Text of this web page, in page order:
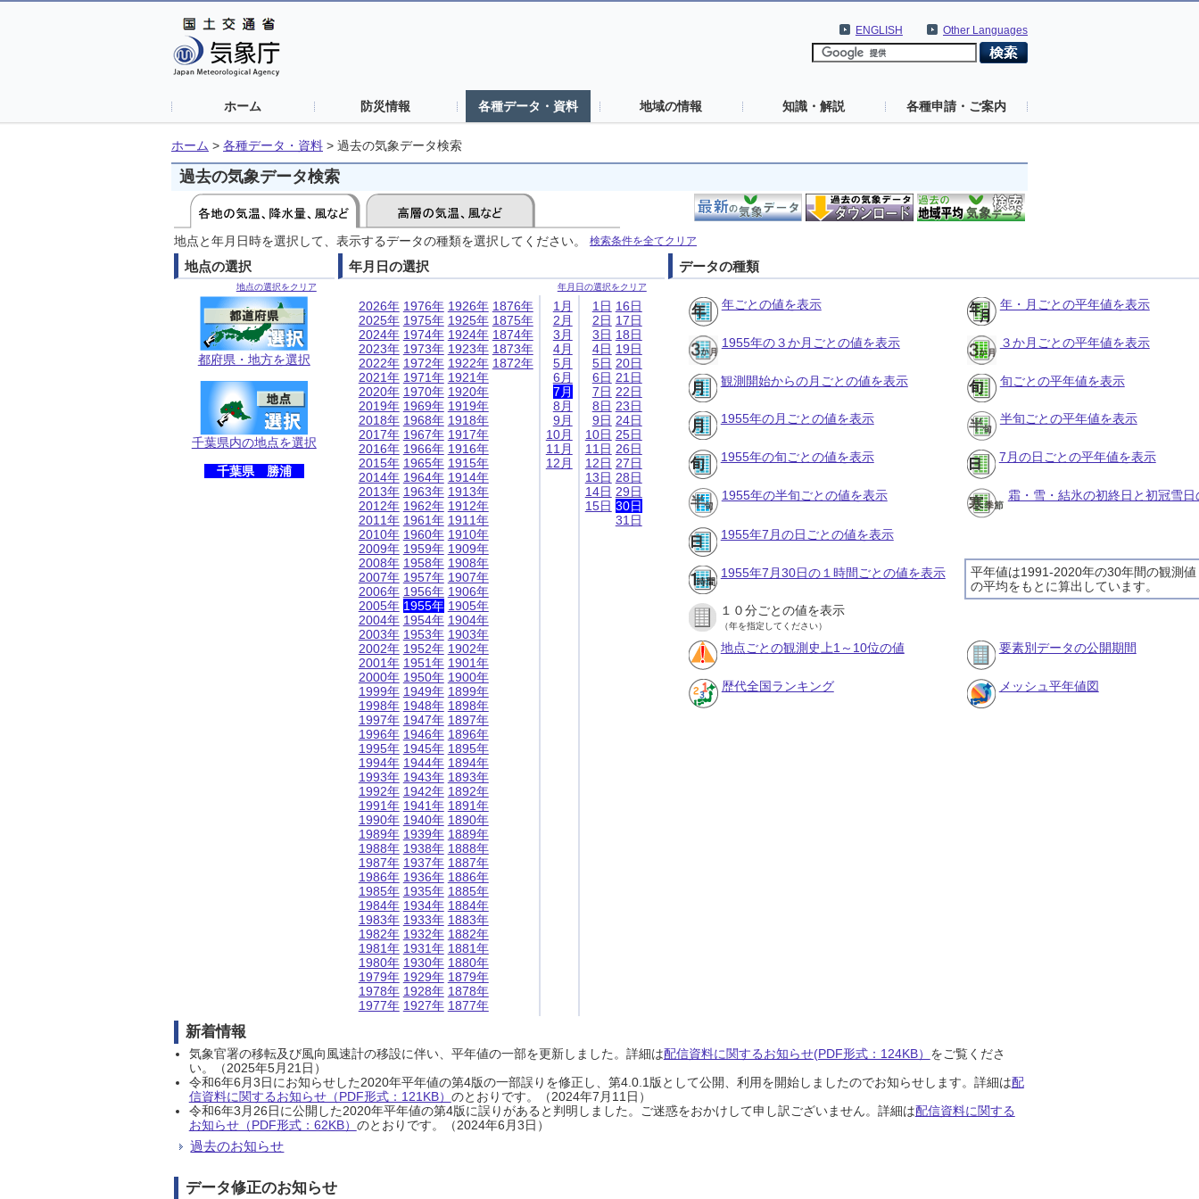
Other Languages
ENGLISH
ホーム 防災情報 各種データ・資料 地域の情報 知識・解説 各種申請・ご案内
ホーム > 各種データ・資料 > 過去の気象データ検索
過去の気象データ検索
地点と年月日時を選択して、表示するデータの種類を選択してください。 検索条件を全てクリア
地点の選択
地点の選択をクリア
都府県・地方を選択
千葉県内の地点を選択
千葉県 勝浦
年月日の選択
年月日の選択をクリア
2026年
2025年
2024年
2023年
2022年
2021年
2020年
2019年
2018年
2017年
2016年
2015年
2014年
2013年
2012年
2011年
2010年
2009年
2008年
2007年
2006年
2005年
2004年
2003年
2002年
2001年
2000年
1999年
1998年
1997年
1996年
1995年
1994年
1993年
1992年
1991年
1990年
1989年
1988年
1987年
1986年
1985年
1984年
1983年
1982年
1981年
1980年
1979年
1978年
1977年
1976年
1975年
1974年
1973年
1972年
1971年
1970年
1969年
1968年
1967年
1966年
1965年
1964年
1963年
1962年
1961年
1960年
1959年
1958年
1957年
1956年
1955年
1954年
1953年
1952年
1951年
1950年
1949年
1948年
1947年
1946年
1945年
1944年
1943年
1942年
1941年
1940年
1939年
1938年
1937年
1936年
1935年
1934年
1933年
1932年
1931年
1930年
1929年
1928年
1927年
1926年
1925年
1924年
1923年
1922年
1921年
1920年
1919年
1918年
1917年
1916年
1915年
1914年
1913年
1912年
1911年
1910年
1909年
1908年
1907年
1906年
1905年
1904年
1903年
1902年
1901年
1900年
1899年
1898年
1897年
1896年
1895年
1894年
1893年
1892年
1891年
1890年
1889年
1888年
1887年
1886年
1885年
1884年
1883年
1882年
1881年
1880年
1879年
1878年
1877年
1876年
1875年
1874年
1873年
1872年
1月
2月
3月
4月
5月
6月
7月
8月
9月
10月
11月
12月
1日
2日
3日
4日
5日
6日
7日
8日
9日
10日
11日
12日
13日
14日
15日
16日
17日
18日
19日
20日
21日
22日
23日
24日
25日
26日
27日
28日
29日
30日
31日
データの種類
年ごとの値を表示 年・月ごとの平年値を表示
1955年の３か月ごとの値を表示 ３か月ごとの平年値を表示
観測開始からの月ごとの値を表示 旬ごとの平年値を表示
1955年の月ごとの値を表示 半旬ごとの平年値を表示
1955年の旬ごとの値を表示 7月の日ごとの平年値を表示
1955年の半旬ごとの値を表示 霜・雪・結氷の初終日と初冠雪
1955年7月の日ごとの値を表示
平年値は1991-2020年の30年間の観測値
の平均をもとに算出しています。
1955年7月30日の１時間ごとの値を表示
１０分ごとの値を表示
（年を指定してください）
地点ごとの観測史上1～10位の値 要素別データの公開期間
歴代全国ランキング メッシュ平年値図
新着情報
気象官署の移転及び風向風速計の移設に伴い、平年値の一部を更新しました。詳細は配信資料に関するお知らせ(PDF形式：124KB） をご覧くださ
い。（2025年5月21日）
令和6年6月3日にお知らせした2020年平年値の第4版の一部誤りを修正し、第4.0.1版として公開、利用を開始しましたのでお知らせします。詳細は配
信資料に関するお知らせ（PDF形式：121KB） のとおりです。（2024年7月11日）
令和6年3月26日に公開した2020年平年値の第4版に誤りがあると判明しました。ご迷惑をおかけして申し訳ございません。詳細は配信資料に関する
お知らせ（PDF形式：62KB） のとおりです。（2024年6月3日）
過去のお知らせ
データ修正のお知らせ